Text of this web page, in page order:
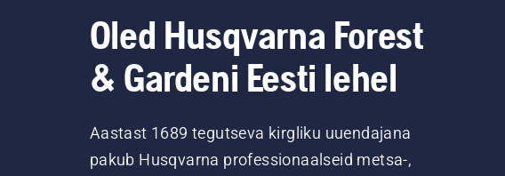
Oled Husqvarna Forest
& Gardeni Eesti lehel
Aastast 1689 tegutseva kirgliku uuendajana
pakub Husqvarna professionaalseid metsa-,